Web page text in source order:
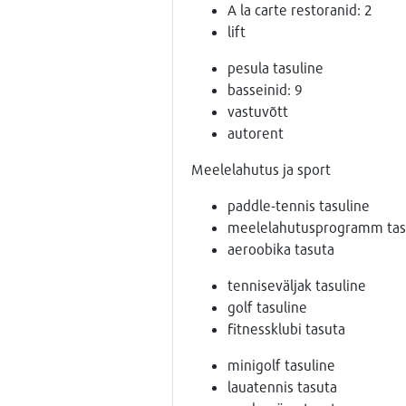
A la carte restoranid: 2
lift
pesula tasuline
basseinid: 9
vastuvõtt
autorent
Meelelahutus ja sport
paddle-tennis tasuline
meelelahutusprogramm
aeroobika tasuta
tenniseväljak tasuline
golf tasuline
fitnessklubi tasuta
minigolf tasuline
lauatennis tasuta